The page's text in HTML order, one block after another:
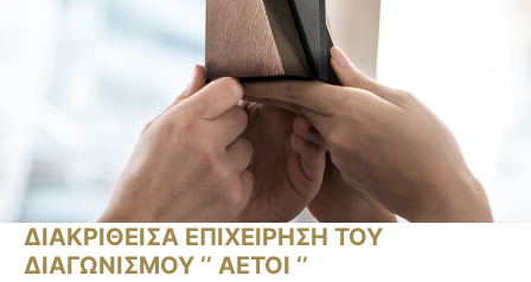
ΔΙΑΚΡΙΘΕΙΣΑ ΕΠΙΧΕΙΡΗΣΗ ΤΟΥ
ΔΙΑΓΩΝΙΣΜΟΥ ‘’ ΑΕΤΟΙ ‘’